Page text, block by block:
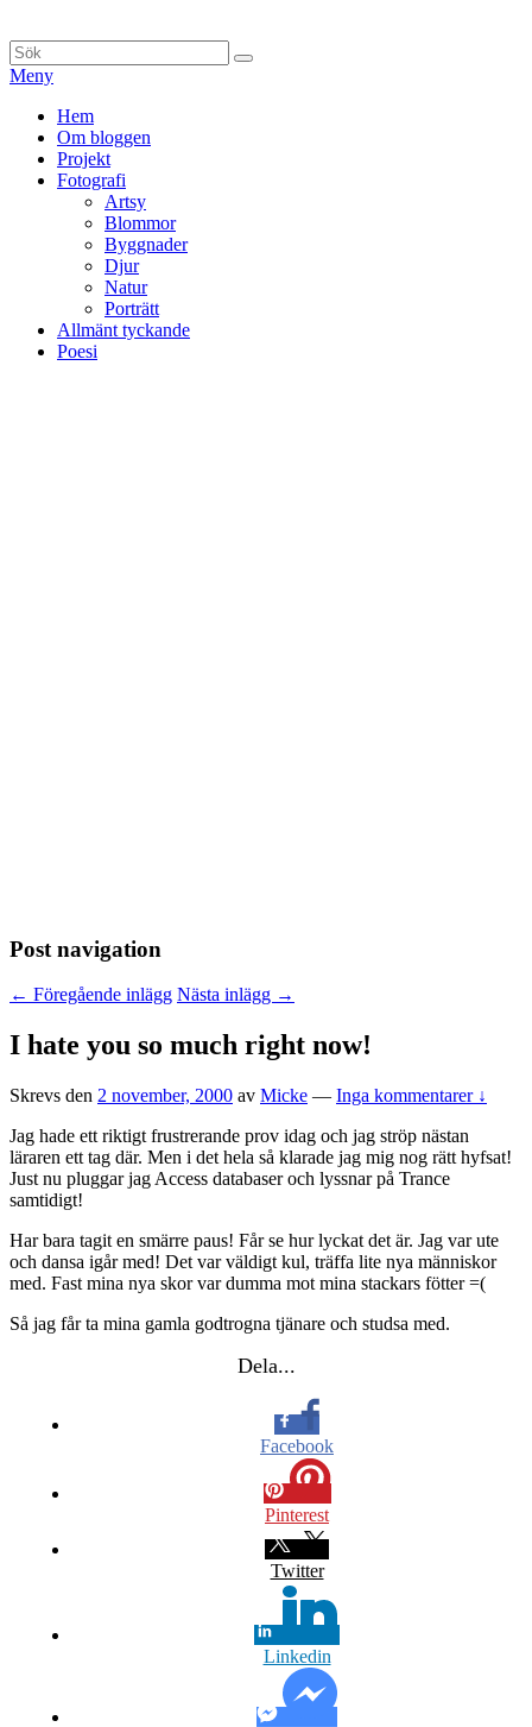
till
innehåll
Sök
efter:
Sök
Meny
Primär
meny
Hem
Om bloggen
Projekt
Fotografi
Artsy
Blommor
Byggnader
Djur
Natur
Porträtt
Allmänt tyckande
Poesi
Post navigation
← Föregående inlägg Nästa inlägg →
I hate you so much right now!
Skrevs den 2 november, 2000 av Micke — Inga kommentarer ↓
Jag hade ett riktigt frustrerande prov idag och jag ströp nästan
läraren ett tag där. Men i det hela så klarade jag mig nog rätt hyfsat!
Just nu pluggar jag Access databaser och lyssnar på Trance
samtidigt!
Har bara tagit en smärre paus! Får se hur lyckat det är. Jag var ute
och dansa igår med! Det var väldigt kul, träffa lite nya människor
med. Fast mina nya skor var dumma mot mina stackars fötter =(
Så jag får ta mina gamla godtrogna tjänare och studsa med.
Dela...
Facebook
Pinterest
Twitter
Linkedin